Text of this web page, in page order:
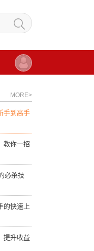
MORE>
手到高手
教你一招
必杀技
的快速上
提升收益